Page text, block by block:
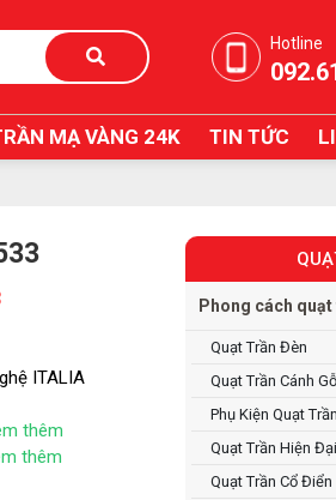
Hotline
MẠ VÀNG 24K TIN TỨC
ITALIA
thêm
thêm
Phong cách quạt
Quạt Trần Đèn
Quạt Trần Cánh
Phụ Kiện Quạt Trần
Quạt Trần Hiện Đại
Quạt Trần Cổ Điển